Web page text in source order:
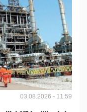
03.08.2026 - 11:59